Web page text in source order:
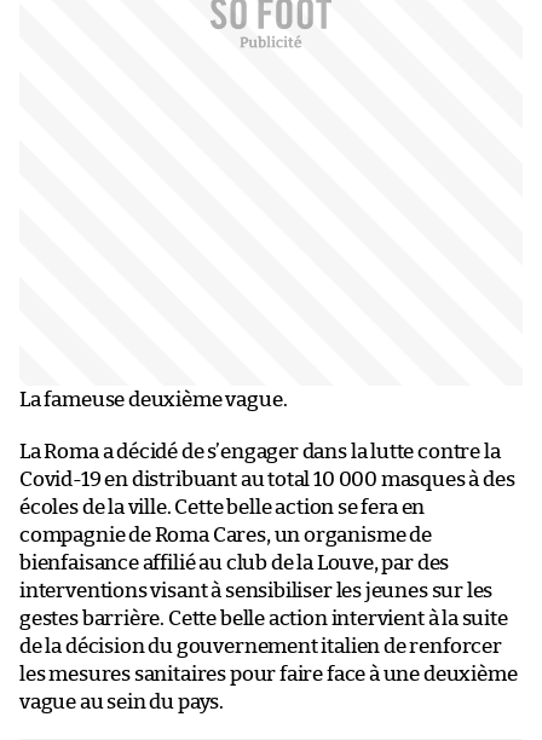
La fameuse deuxième vague.
La Roma a décidé de s’engager dans la lutte contre la
Covid-19 en distribuant au total 10 000 masques à des
écoles de la ville. Cette belle action se fera en
compagnie de Roma Cares, un organisme de
bienfaisance affilié au club de la Louve, par des
interventions visant à sensibiliser les jeunes sur les
gestes barrière. Cette belle action intervient à la suite
de la décision du gouvernement italien de renforcer
les mesures sanitaires pour faire face à une deuxième
vague au sein du pays.